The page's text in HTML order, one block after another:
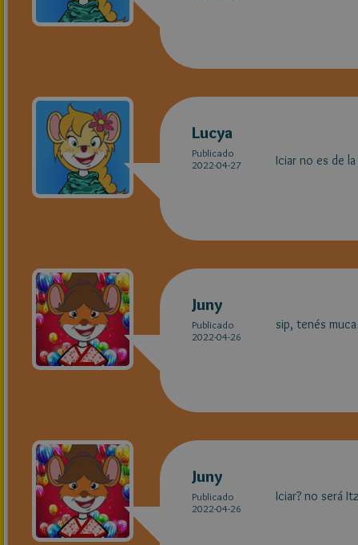
Lucya
Publicado
2022-04-27
Iciar no es de
Juny
Publicado
2022-04-26
sip, tenés
Juny
Publicado
2022-04-26
Iciar? no será